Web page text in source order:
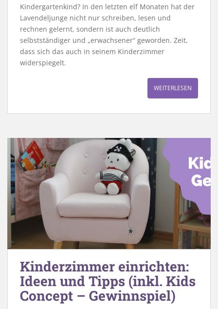
Kindergartenkind? In den letzten elf Monaten hat der
Lavendeljunge nicht nur schreiben, lesen und
rechnen gelernt, sondern ist auch deutlich
selbstständiger und „erwachsener“ geworden. Zeit,
dass sich das auch in seinem Kinderzimmer
widerspiegelt.
WEITERLESEN
Kinderzimmer einrichten:
Ideen und Tipps (inkl. Kids
Concept – Gewinnspiel)